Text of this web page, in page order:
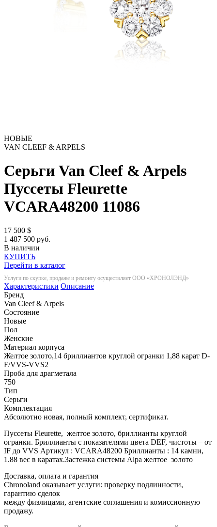
НОВЫЕ
VAN CLEEF & ARPELS
Серьги Van Cleef & Arpels
Пуссеты Fleurette
VCARA48200 11086
17 500 $
1 487 500 руб.
В наличии
КУПИТЬ
Перейти в каталог
Услуги по скупке, продаже и ремонту осуществляет ООО «ХРОНОЛЭНД»
Характеристики Описание
Бренд
Van Cleef & Arpels
Состояние
Новые
Пол
Женские
Материал корпуса
Желтое золото,14 бриллиантов круглой огранки 1,88 карат D-
F/VVS-VVS2
Проба для драгметала
750
Тип
Серьги
Комплектация
Абсолютно новая, полный комплект, сертификат.
Пуссеты Fleurette, желтое золото, бриллианты круглой
огранки. Бриллианты с показателями цвета DEF, чистоты – от
IF до VVS Артикул : VCARA48200 Бриллианты : 14 камни,
1.88 вес в каратах.Застежка системы Alpa желтое золото
Доставка, оплата и гарантия
Chronoland оказывает услуги: проверку подлинности,
гарантию сделок
между физлицами, агентские соглашения и комиссионную
продажу.